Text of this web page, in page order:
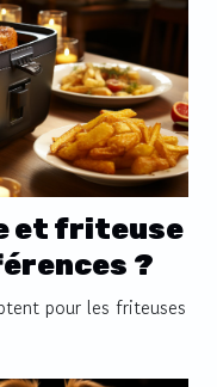
et friteuse
?
pour les friteuses